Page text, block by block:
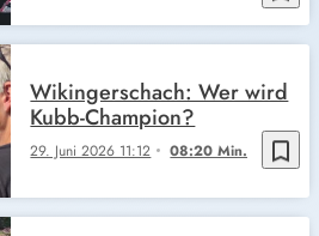
bookmark_border
29. Juni 2026 11:12 08:20 Min.
Wikingerschach: Wer wird
Kubb-Champion?